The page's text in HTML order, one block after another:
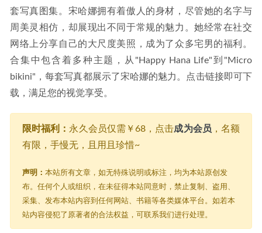
套写真图集。宋哈娜拥有着傲人的身材，尽管她的名字与
周美灵相仿，却展现出不同于常规的魅力。她经常在社交
网络上分享自己的大尺度美照，成为了众多宅男的福利。
合集中包含着多种主题，从"Happy Hana Life"到"Micro
bikini"，每套写真都展示了宋哈娜的魅力。点击链接即可下
载，满足您的视觉享受。
限时福利： 永久会员仅需￥68，点击成为会员 ，名额
有限，手慢无，且用且珍惜~
声明： 本站所有文章，如无特殊说明或标注，均为本站原创发
布。任何个人或组织，在未征得本站同意时，禁止复制、盗用、
采集、发布本站内容到任何网站、书籍等各类媒体平台。如若本
站内容侵犯了原著者的合法权益，可联系我们进行处理。